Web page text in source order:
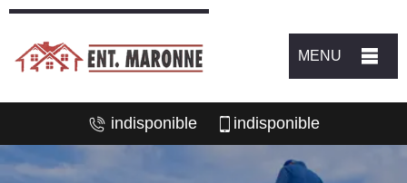
MENU
indisponible indisponible